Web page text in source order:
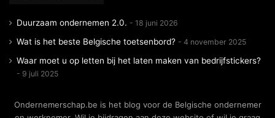
Duurzaam ondernemen 2.0. 18 juni 2026
Wat is het beste Belgische toetsenbord? 4 november 2025
Waar moet u op letten bij het laten maken van bedrijfstickers?
9 juli 2025
Ondernemerschap.be is het blog voor de Belgische ondernemer